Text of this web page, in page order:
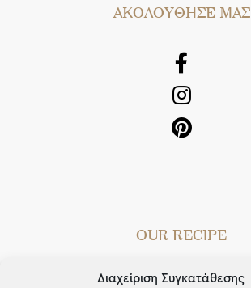
Διαχείριση Συγκατάθεσης
AΚΟΛΟΥΘΗΣΕ ΜΑΣ
OUR RECIPE
Gifts